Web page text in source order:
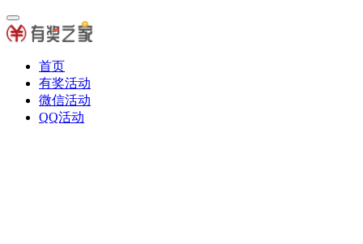
首页
有奖活动
微信活动
QQ活动